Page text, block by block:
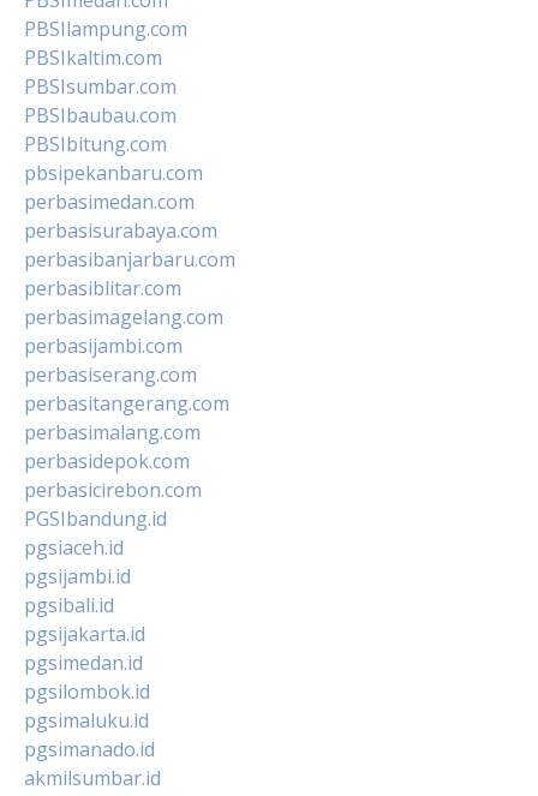
PBSIlampung.com
PBSIkaltim.com
PBSIsumbar.com
PBSIbaubau.com
PBSIbitung.com
pbsipekanbaru.com
perbasimedan.com
perbasisurabaya.com
perbasibanjarbaru.com
perbasiblitar.com
perbasimagelang.com
perbasijambi.com
perbasiserang.com
perbasitangerang.com
perbasimalang.com
perbasidepok.com
perbasicirebon.com
PGSIbandung.id
pgsiaceh.id
pgsijambi.id
pgsibali.id
pgsijakarta.id
pgsimedan.id
pgsilombok.id
pgsimaluku.id
pgsimanado.id
akmilsumbar.id